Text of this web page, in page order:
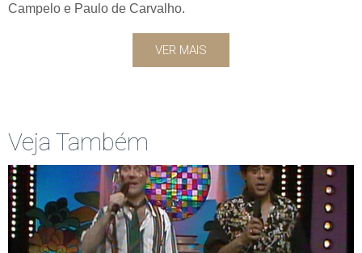
Campelo e Paulo de Carvalho.
VER MAIS
Veja Também